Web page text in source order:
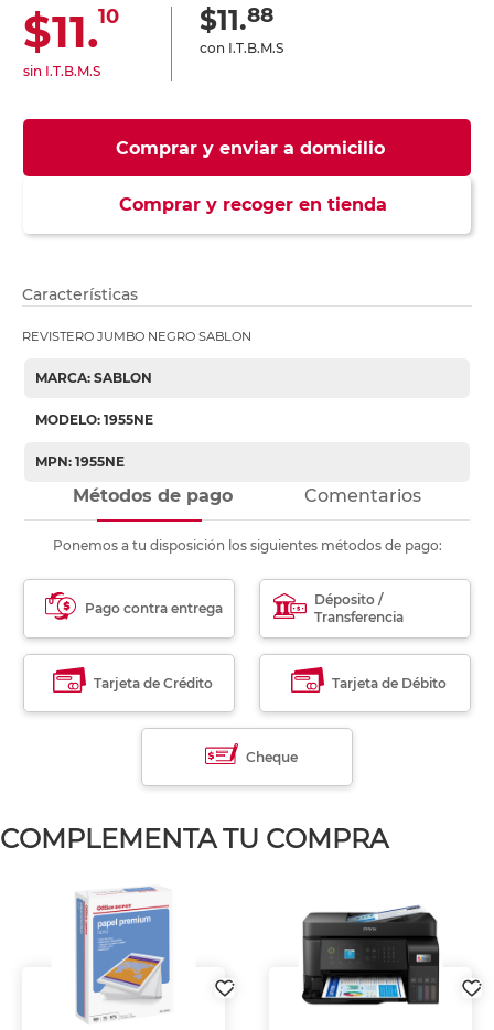
$11.10
sin I.T.B.M.S
$11.88
con I.T.B.M.S
Comprar y enviar a domicilio
Comprar y recoger en tienda
Características
REVISTERO JUMBO NEGRO SABLON
MARCA: SABLON
MODELO: 1955NE
MPN: 1955NE
Métodos de pago Comentarios
Ponemos a tu disposición los siguientes métodos de pago:
Pago contra entrega
Déposito /
Transferencia
Tarjeta de Crédito Tarjeta de Débito
Cheque
COMPLEMENTA TU COMPRA